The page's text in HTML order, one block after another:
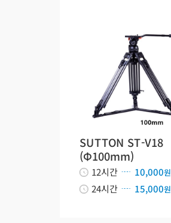
SUTTON ST-V18
(Φ100mm)
12시간 10,000원
24시간 15,000원